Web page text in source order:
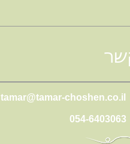
tamar@tamar-choshen.co.il